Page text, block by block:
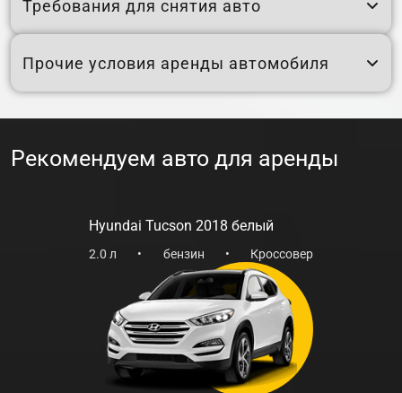
надежность, комфорт и управляемость. Автомобиль
демонстрирует отличную курсовую устойчивость и
предсказуемое поведение на дороге.
Выбирая Hyundai Tucson 2018, вы получаете надежный
и комфортный автомобиль, готовый к любым
каждой минутой за рулем!
Требования для снятия авто
Прочие условия аренды автомобиля
Рекомендуем авто для аренды
Hyundai Tucson 2018 белый
2.0 л • бензин • Кроссовер